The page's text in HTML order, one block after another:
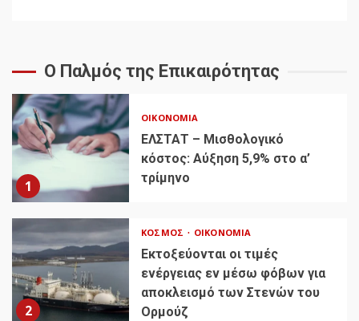
Ο Παλμός της Επικαιρότητας
1
ΟΙΚΟΝΟΜΊΑ
ΕΛΣΤΑΤ – Μισθολογικό
κόστος: Αύξηση 5,9% στο α’
τρίμηνο
2
ΚΌΣΜΟΣ ΟΙΚΟΝΟΜΊΑ
Εκτοξεύονται οι τιμές
ενέργειας εν μέσω φόβων για
αποκλεισμό των Στενών του
Ορμούζ